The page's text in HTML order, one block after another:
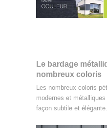
Le bardage
nombreux coloris
Les nombreux coloris
modernes et
façon subtile et élégante.